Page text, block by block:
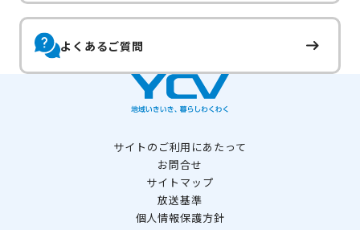
よくあるご質問
サイトのご利用にあたって
お問合せ
サイトマップ
放送基準
個人情報保護方針